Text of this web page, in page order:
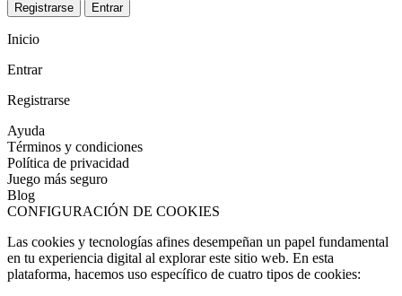
Registrarse Entrar
Inicio
Entrar
Registrarse
Ayuda
Términos y condiciones
Política de privacidad
Juego más seguro
Blog
CONFIGURACIÓN DE COOKIES
Las cookies y tecnologías afines desempeñan un papel fundamental
en tu experiencia digital al explorar este sitio web. En esta
plataforma, hacemos uso específico de cuatro tipos de cookies: